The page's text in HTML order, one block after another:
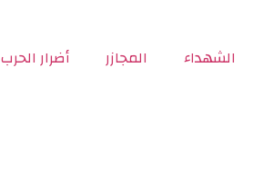
الشهداء المجازر أضرار الحرب